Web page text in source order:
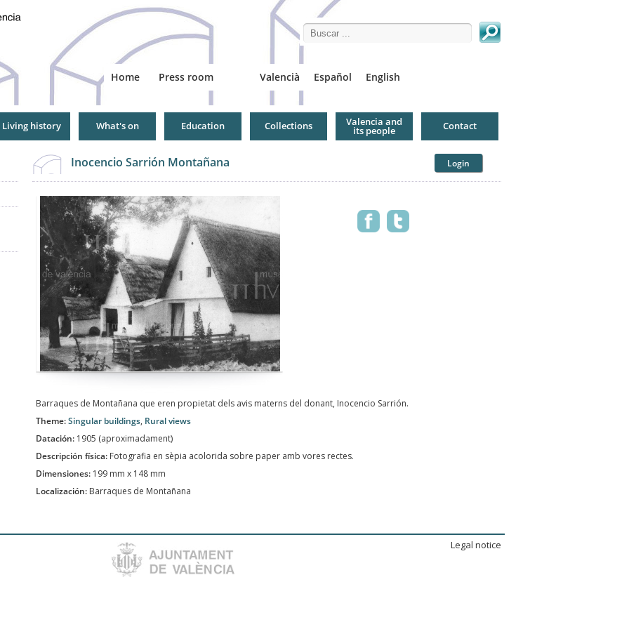
Search this site
Valencià Español English
Home Press room
Living history What's on Education Collections Valencia and
its people Contact
Inocencio Sarrión Montañana Login
Barraques de Montañana que eren propietat dels avis materns del donant, Inocencio Sarrión.
Theme:Singular buildings, Rural views
Datación: 1905 (aproximadament)
Descripción física: Fotografia en sèpia acolorida sobre paper amb vores rectes.
Dimensiones: 199 mm x 148 mm
Localización: Barraques de Montañana
Legal notice